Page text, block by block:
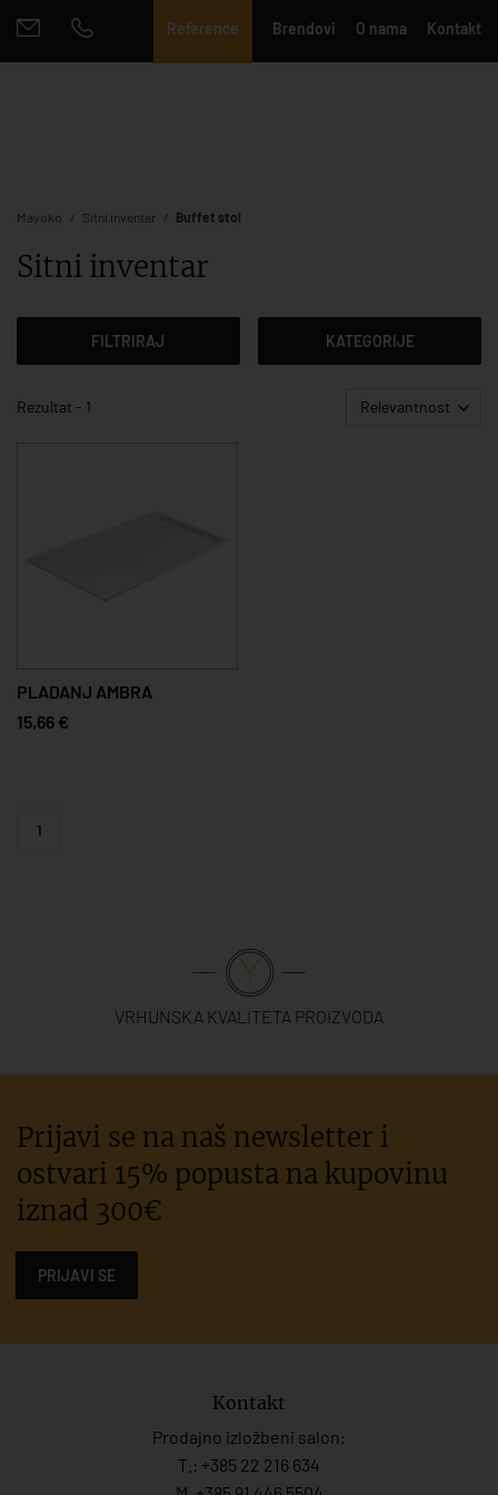
Reference Brendovi O nama Kontakt
Mayoko Sitni inventar Buffet stol
Sitni inventar
FILTRIRAJ KATEGORIJE
Rezultat - 1 Relevantnost
PLADANJ AMBRA
15,66 €
1
VRHUNSKA KVALITETA PROIZVODA
Prijavi se na naš newsletter i
ostvari 15% popusta na kupovinu
iznad 300€
PRIJAVI SE
Kontakt
Prodajno izložbeni salon:
T.: +385 22 216 634